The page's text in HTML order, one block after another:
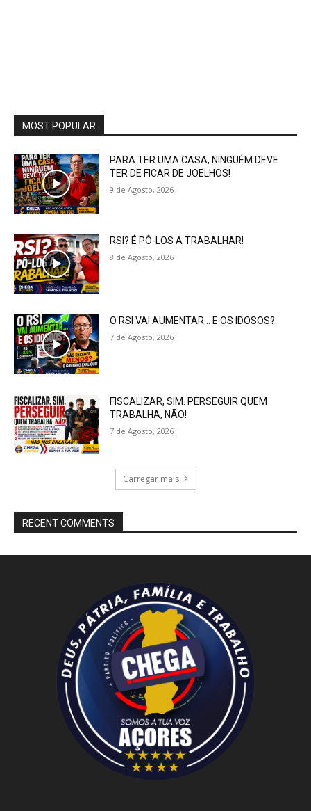
MOST POPULAR
PARA TER UMA CASA, NINGUÉM DEVE
TER DE FICAR DE JOELHOS!
9 de Agosto, 2026
RSI? É PÔ-LOS A TRABALHAR!
8 de Agosto, 2026
O RSI VAI AUMENTAR… E OS IDOSOS?
7 de Agosto, 2026
FISCALIZAR, SIM. PERSEGUIR QUEM
TRABALHA, NÃO!
7 de Agosto, 2026
Carregar mais
RECENT COMMENTS